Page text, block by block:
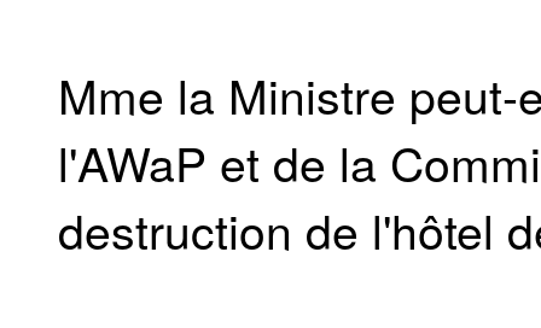
Mme la Ministre
l'AWaP et de la
destruction de l'hôtel